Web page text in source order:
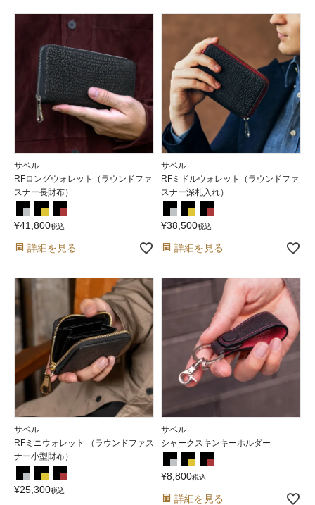
サベル
RFロングウォレット（ラウンドファ
スナー長財布）
¥41,800税込
詳細を見る
サベル
RFミドルウォレット（ラウンドファ
スナー深札入れ）
¥38,500税込
詳細を見る
サベル
RFミニウォレット （ラウンドファス
ナー小型財布）
¥25,300税込
サベル
シャークスキンキーホルダー
¥8,800税込
詳細を見る